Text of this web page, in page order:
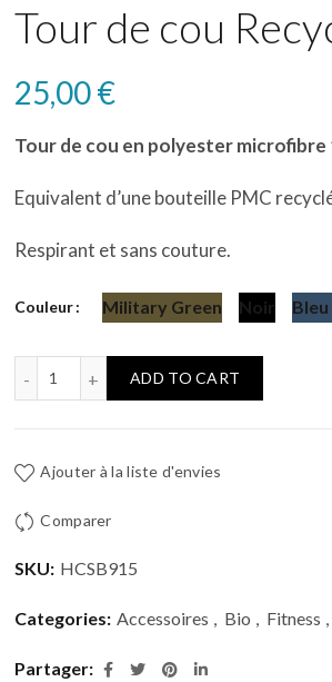
Tour de cou
25,00€
Tour de cou en polyester microfibre
Equivalent d’une bouteille PMC
Respirant et sans couture.
Couleur Military Green Noir
ADD TO CART
Ajouter à la liste d'envies
Comparer
SKU: HCSB915
Categories: Accessoires , Bio , Fitness ,
Partager